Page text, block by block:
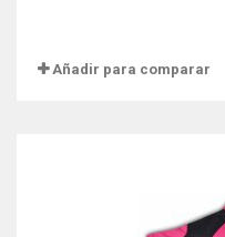
Añadir para comparar